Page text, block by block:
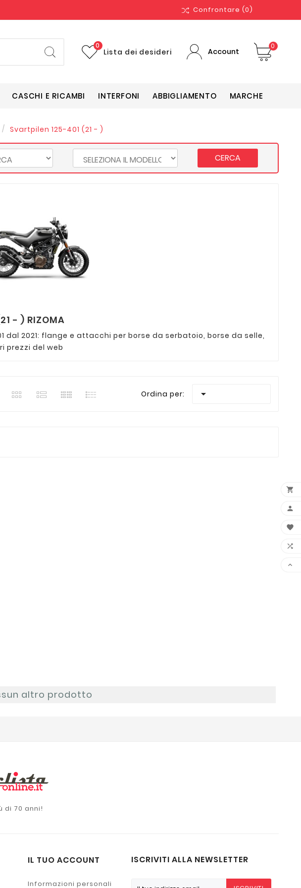
Confrontare (0)
Lista dei desideri
0
Account
0
CASCHI E RICAMBI INTERFONI ABBIGLIAMENTO MARCHE
Svartpilen 125-401 (21 - )
CERCA
- ) RIZOMA
dal 2021: flange e attacchi per borse da serbatoio, borse da selle,
prezzi del web
Ordina per: 
altro prodotto
di 70 anni!
IL TUO ACCOUNT
Informazioni personali
ISCRIVITI ALLA NEWSLETTER




